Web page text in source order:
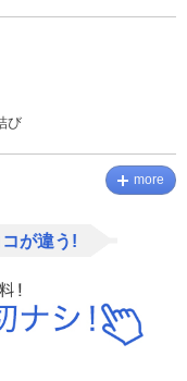
び
more
が違う!